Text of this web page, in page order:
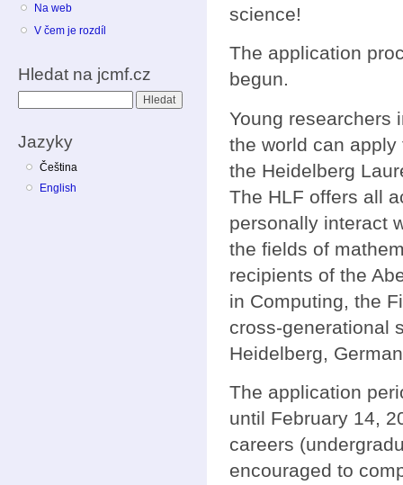
Na web
V čem je rozdíl
Hledat na jcmf.cz
Jazyky
Čeština
English
science!
The application
begun.
Young researchers
the world can
the Heidelberg
The HLF offers all
personally interact
the fields of
recipients of the
in Computing, the
cross-generational
Heidelberg,
The application
until February 14,
careers
encouraged to